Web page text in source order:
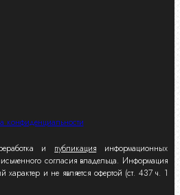
конфиденциальности
и публикация информационных
согласия владельца. Информация
и не является офертой (ст. 437 ч. 1